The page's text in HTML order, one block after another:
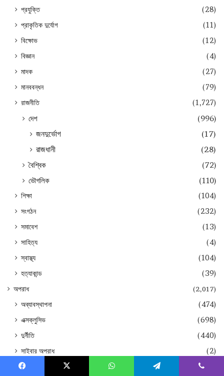
প্রযুক্তি
(28)
প্রাকৃতিক দুর্যোগ
(11)
বিক্ষোভ
(12)
বিজ্ঞান
(4)
মাদক
(27)
মানববন্ধন
(79)
রাজনীতি
(1,727)
দেশ
(996)
জনদুর্ভোগ
(17)
রাজধানী
(28)
বৈশ্বিক
(72)
ভৌগলিক
(110)
শিক্ষা
(104)
সংগঠন
(232)
সমাবেশ
(13)
সাহিত্য
(4)
স্বাস্থ্য
(104)
হত্যাকান্ড
(39)
অপরাধ (2,017)
অব্যাবস্থাপনা
(474)
এক্সক্লুসিভ
(698)
দুর্নীতি
(440)
সাইবার অপরাধ
(2)
অর্থনীতি
(198)